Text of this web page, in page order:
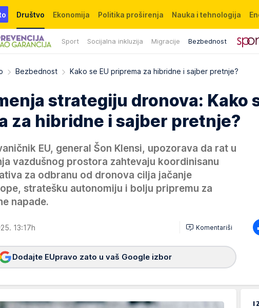
Društvo
Sport Socijalna inkluzija Migracije Bezbednost
Ekonomija Politika proširenja Nauka i tehnologija
fondacija
Bezbednost Kako se EU priprema za hibridne i sajber pretnje?
strategiju dronova: Kako
za hibridne i sajber pretnje?
EU, general Šon Klensi, upozorava da rat u
vazdušnog prostora zahtevaju koordinisanu
za odbranu od dronova cilja jačanje
stratešku autonomiju i bolju pripremu za
napade.
13:17h Komentariši
Dodajte EUpravo zato u vaš Google izbor